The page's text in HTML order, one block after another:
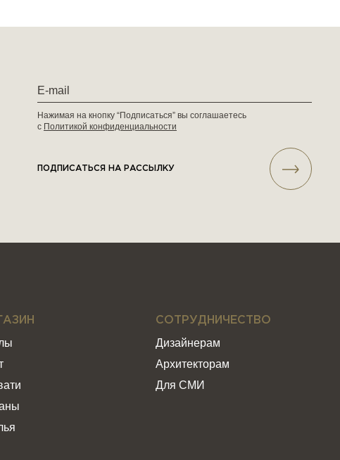
Нажимая на кнопку “Подписаться” вы соглашаетесь
с Политикой конфиденциальности
ПОДПИСАТЬСЯ НА РАССЫЛКУ
СОТРУДНИЧЕСТВО
Дизайнерам
Архитекторам
Для СМИ